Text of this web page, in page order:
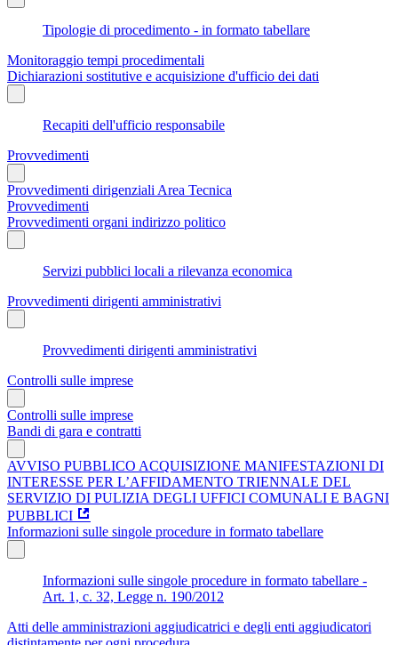
Tipologie di procedimento - in formato tabellare
Monitoraggio tempi procedimentali
Dichiarazioni sostitutive e acquisizione d'ufficio dei dati
Recapiti dell'ufficio responsabile
Provvedimenti
Provvedimenti dirigenziali Area Tecnica
Provvedimenti
Provvedimenti organi indirizzo politico
Servizi pubblici locali a rilevanza economica
Provvedimenti dirigenti amministrativi
Provvedimenti dirigenti amministrativi
Controlli sulle imprese
Controlli sulle imprese
Bandi di gara e contratti
AVVISO PUBBLICO ACQUISIZIONE MANIFESTAZIONI DI
INTERESSE PER L’AFFIDAMENTO TRIENNALE DEL
SERVIZIO DI PULIZIA DEGLI UFFICI COMUNALI E BAGNI
PUBBLICI
Informazioni sulle singole procedure in formato tabellare
Informazioni sulle singole procedure in formato tabellare -
Art. 1, c. 32, Legge n. 190/2012
Atti delle amministrazioni aggiudicatrici e degli enti aggiudicatori